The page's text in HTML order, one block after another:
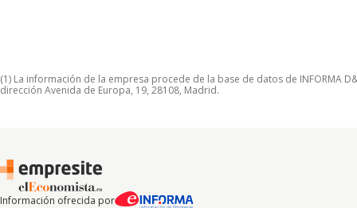
(1) La información de la empresa procede de la base de datos de INFORMA
dirección Avenida de Europa, 19, 28108, Madrid.
Información ofrecida por